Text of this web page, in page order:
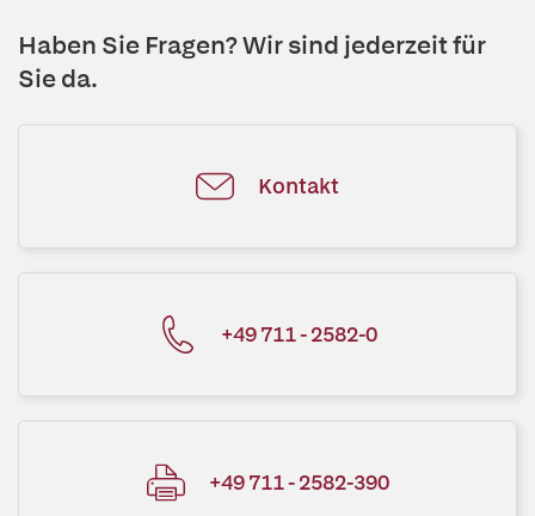
Haben Sie Fragen? Wir sind jederzeit für
Sie da.
Kontakt
+49 711 - 2582-0
+49 711 - 2582-390